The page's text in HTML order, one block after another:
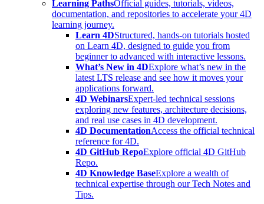
Learning PathsOfficial guides, tutorials, videos,
documentation, and repositories to accelerate your 4D
learning journey.
Learn 4DStructured, hands-on tutorials hosted
on Learn 4D, designed to guide you from
beginner to advanced with interactive lessons.
What’s New in 4DExplore what’s new in the
latest LTS release and see how it moves your
applications forward.
4D WebinarsExpert-led technical sessions
exploring new features, architecture decisions,
and real use cases in 4D development.
4D DocumentationAccess the official technical
reference for 4D.
4D GitHub RepoExplore official 4D GitHub
Repo.
4D Knowledge BaseExplore a wealth of
technical expertise through our Tech Notes and
Tips.